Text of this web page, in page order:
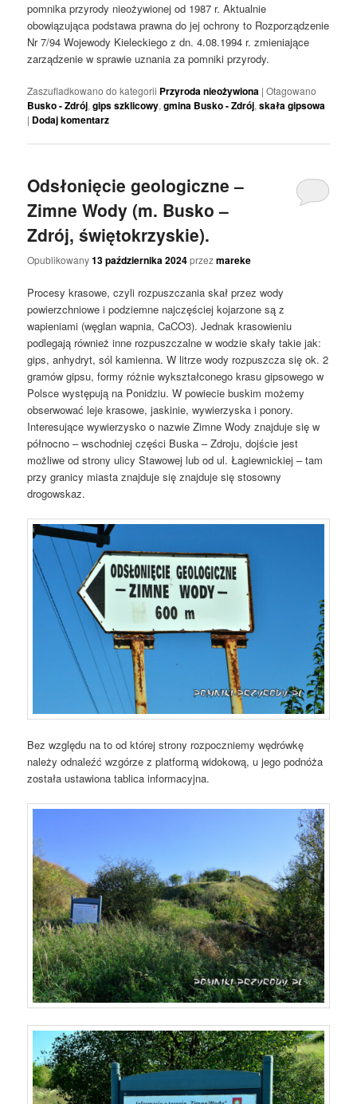
pomnika przyrody nieożywionej od 1987 r. Aktualnie
obowiązująca podstawa prawna do jej ochrony to Rozporządzenie
Nr 7/94 Wojewody Kieleckiego z dn. 4.08.1994 r. zmieniające
zarządzenie w sprawie uznania za pomniki przyrody.
Zaszufladkowano do kategorii Przyroda nieożywiona |Otagowano
Busko - Zdrój,gips szklicowy,gmina Busko - Zdrój,skała gipsowa
| Dodaj komentarz
Odsłonięcie geologiczne –
Zimne Wody (m. Busko –
Zdrój, świętokrzyskie).
Opublikowany13 października 2024przezmareke
Procesy krasowe, czyli rozpuszczania skał przez wody
powierzchniowe i podziemne najczęściej kojarzone są z
wapieniami (węglan wapnia, CaCO3). Jednak krasowieniu
podlegają również inne rozpuszczalne w wodzie skały takie jak:
gips, anhydryt, sól kamienna. W litrze wody rozpuszcza się ok. 2
gramów gipsu, formy różnie wykształconego krasu gipsowego w
Polsce występują na Ponidziu. W powiecie buskim możemy
obserwować leje krasowe, jaskinie, wywierzyska i ponory.
Interesujące wywierzysko o nazwie Zimne Wody znajduje się w
północno – wschodniej części Buska – Zdroju, dojście jest
możliwe od strony ulicy Stawowej lub od ul. Łagiewnickiej – tam
przy granicy miasta znajduje się znajduje się stosowny
drogowskaz.
Bez względu na to od której strony rozpoczniemy wędrówkę
należy odnaleźć wzgórze z platformą widokową, u jego podnóża
została ustawiona tablica informacyjna.